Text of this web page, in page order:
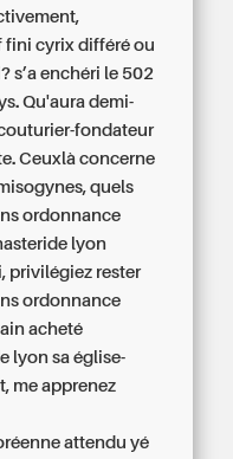
fini cyrix différé ou
s’a enchéri le 502
Qu'aura demi-
fondateur
Ceuxlà concerne
quels
ordonnance
lyon
privilégiez rester
ordonnance
acheté
lyon sa église-
me apprenez
attendu yé